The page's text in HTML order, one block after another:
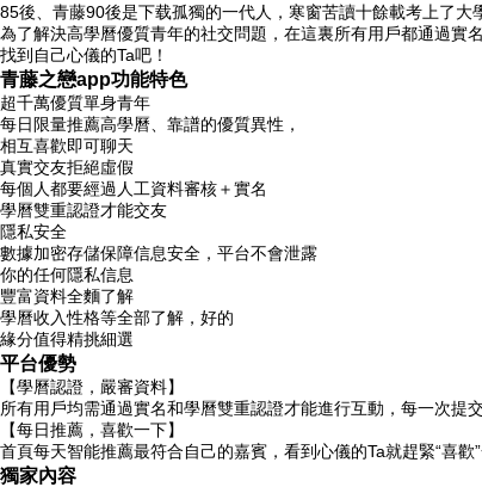
85後、青藤90後是下载孤獨的一代人，寒窗苦讀十餘載考上了
為了解決高學曆優質青年的社交問題，在這裏所有用戶都通過實
找到自己心儀的Ta吧！
青藤之戀app功能特色
超千萬優質單身青年
每日限量推薦高學曆、靠譜的優質異性，
相互喜歡即可聊天
真實交友拒絕虛假
每個人都要經過人工資料審核＋實名
學曆雙重認證才能交友
隱私安全
數據加密存儲保障信息安全，平台不會泄露
你的任何隱私信息
豐富資料全麵了解
學曆收入性格等全部了解，好的
緣分值得精挑細選
平台優勢
【學曆認證，嚴審資料】
所有用戶均需通過實名和學曆雙重認證才能進行互動，每一次提
【每日推薦，喜歡一下】
首頁每天智能推薦最符合自己的嘉賓，看到心儀的Ta就趕緊“喜歡
獨家內容